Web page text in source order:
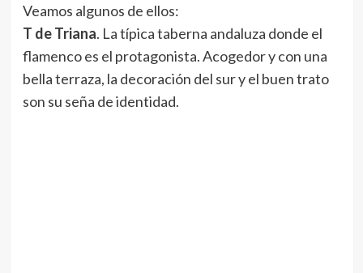
Veamos algunos de ellos:
T de Triana. La típica taberna andaluza donde el
flamenco es el protagonista. Acogedor y con una
bella terraza, la decoración del sur y el buen trato
son su seña de identidad.